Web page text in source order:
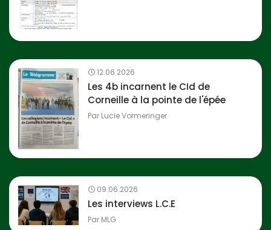
12.06.2026
Les 4b incarnent le CId de
Corneille à la pointe de l'épée
Par Lucie Vormeringer
09.06.2026
Les interviews L.C.E
Par MLG